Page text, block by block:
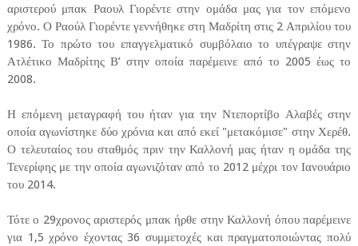
αριστερού μπακ Ραουλ Γιορέντε στην ομάδα μας για τον επόμενο
χρόνο. Ο Ραούλ Γιορέντε γεννήθηκε στη Μαδρίτη στις 2 Απριλίου του
1986. Το πρώτο του επαγγελματικό συμβόλαιο το υπέγραψε στην
Ατλέτικο Μαδρίτης Β’ στην οποία παρέμεινε από το 2005 έως το
2008.
Η επόμενη μεταγραφή του ήταν για την Ντεπορτίβο Αλαβές στην
οποία αγωνίστηκε δύο χρόνια και από εκεί "μετακόμισε" στην Χερέθ.
Ο τελευταίος του σταθμός πριν την Καλλονή μας ήταν η ομάδα της
Τενερίφης με την οποία αγωνιζόταν από το 2012 μέχρι τον Ιανουάριο
του 2014.
Τότε ο 29χρονος αριστερός μπακ ήρθε στην Καλλονή όπου παρέμεινε
για 1,5 χρόνο έχοντας 36 συμμετοχές και πραγματοποιώντας πολύ